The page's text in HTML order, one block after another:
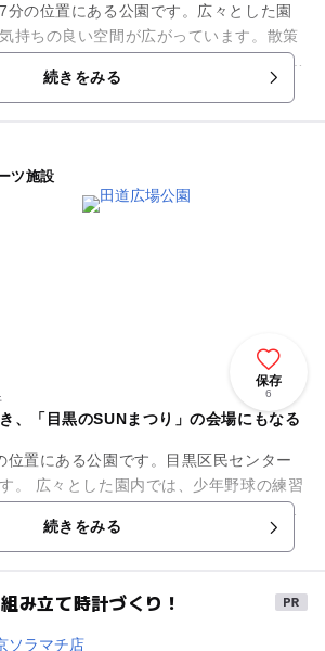
分の位置にある公園です。広々とした園
持ちの良い空間が広がっています。散策
！ 遊具もあるので、子どもと一緒のお出
滞...続きをみる
ツ施設
保存
6
、「目黒のSUNまつり」の会場にもなる
位置にある公園です。目黒区民センター
。 広々とした園内では、少年野球の練習
少年野球チームのみ）。元気な子供たち
聞...続きをみる
み立て時計づくり！